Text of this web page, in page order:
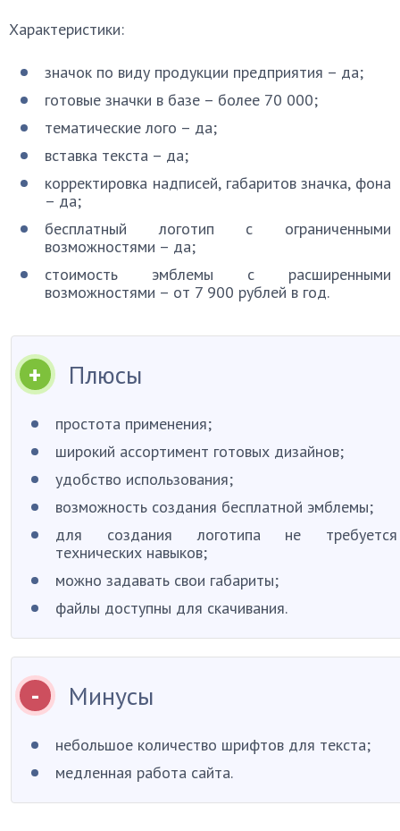
Характеристики:
значок по виду продукции предприятия – да;
готовые значки в базе – более 70 000;
тематические лого – да;
вставка текста – да;
корректировка надписей, габаритов значка, фона
– да;
бесплатный логотип с ограниченными
возможностями – да;
стоимость эмблемы с расширенными
возможностями – от 7 900 рублей в год.
Плюсы
простота применения;
широкий ассортимент готовых дизайнов;
удобство использования;
возможность создания бесплатной эмблемы;
для создания логотипа не требуется
технических навыков;
можно задавать свои габариты;
файлы доступны для скачивания.
Минусы
небольшое количество шрифтов для текста;
медленная работа сайта.